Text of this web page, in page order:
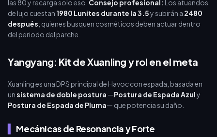
las 80 y recarga solo eso. Consejo profesional:
Los atuendos
de lujo cuestan 1980 Lunites durante la 3.5y subirán a 2480
después; quienes busquen cosméticos deben actuar dentro
del periodo del parche.
Yangyang: Kit de Xuanling y rol en el meta
Xuanling es una DPS principal de Havoc con espada, basada en
unsistema de doble postura —Postura de Espada Azuly
Postura de Espada de Pluma— que potencia su daño.
Mecánicas de Resonancia y Forte